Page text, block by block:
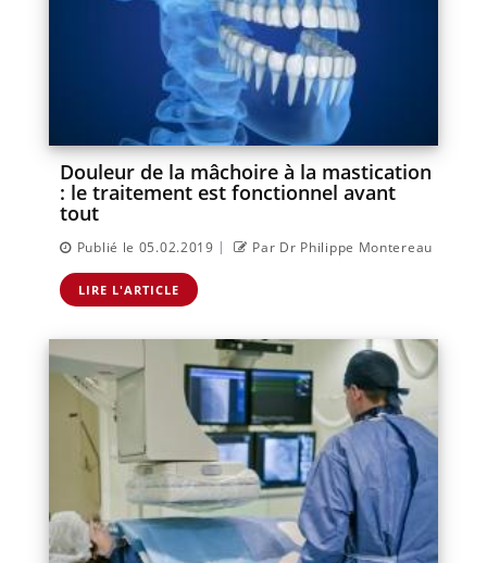
Douleur de la mâchoire à la mastication
: le traitement est fonctionnel avant
tout
Publié le 05.02.2019 | Par Dr Philippe Montereau
LIRE L'ARTICLE